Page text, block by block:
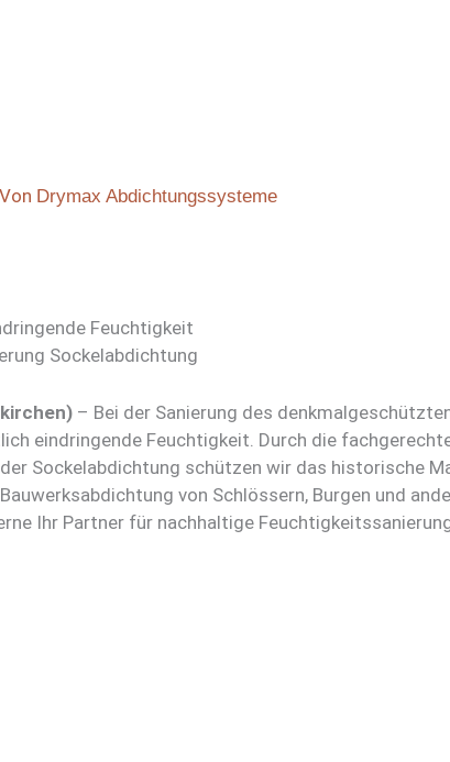
Drymax Abdichtungssysteme
Feuchtigkeit
Sockelabdichtung
– Bei der Sanierung des
eindringende Feuchtigkeit. Durch die
Sockelabdichtung schützen wir das historische
von Schlössern, Burgen und
Ihr Partner für nachhaltige Feuchtigkeits­sanierung